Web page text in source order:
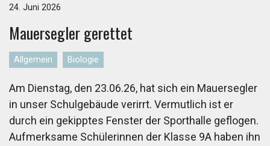
24. Juni 2026
Mau­er­seg­ler ge­ret­tet
Allgemein Biologie
Am Dienstag, den 23.06.26, hat sich ein Mauersegler
in unser Schulgebäude verirrt. Vermutlich ist er
durch ein gekipptes Fenster der Sporthalle geflogen.
Aufmerksame Schülerinnen der Klasse 9A haben ihn